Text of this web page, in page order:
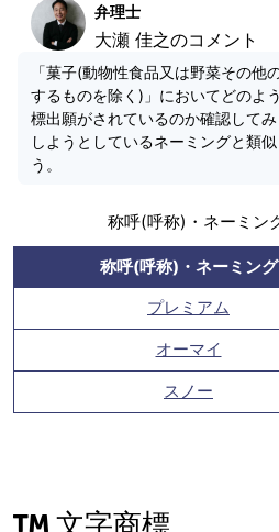
弁理士
大瀬 佳之のコメント
「菓子(動物性食品又は野菜その他
するものを除く)」においてどのよ
標出願がされているのか確認して
しようとしているネーミングと類
う。
称呼(呼称)・ネーミン
称呼(呼称)・ネーミング
プレミアム
オーマイ
スノー
文字商標